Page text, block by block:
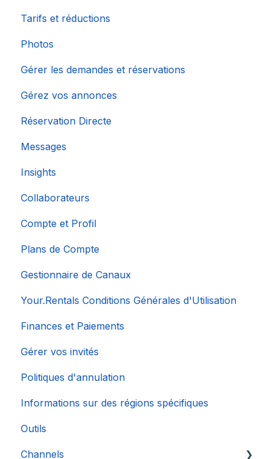
Tarifs et réductions
Photos
Gérer les demandes et réservations
Gérez vos annonces
Réservation Directe
Messages
Insights
Collaborateurs
Compte et Profil
Plans de Compte
Gestionnaire de Canaux
Your.Rentals Conditions Générales d'Utilisation
Finances et Paiements
Gérer vos invités
Politiques d'annulation
Informations sur des régions spécifiques
Outils
Channels